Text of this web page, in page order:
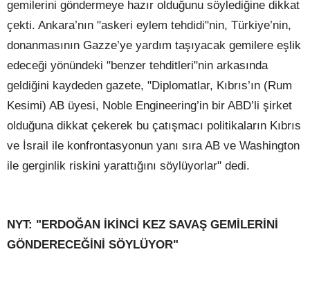
gemilerini göndermeye hazır olduğunu söylediğine dikkat
çekti. Ankara’nın "askeri eylem tehdidi"nin, Türkiye’nin,
donanmasının Gazze’ye yardım taşıyacak gemilere eşlik
edeceği yönündeki "benzer tehditleri"nin arkasında
geldiğini kaydeden gazete, "Diplomatlar, Kıbrıs’ın (Rum
Kesimi) AB üyesi, Noble Engineering’in bir ABD’li şirket
olduğuna dikkat çekerek bu çatışmacı politikaların Kıbrıs
ve İsrail ile konfrontasyonun yanı sıra AB ve Washington
ile gerginlik riskini yarattığını söylüyorlar" dedi.
NYT: "ERDOĞAN İKİNCİ KEZ SAVAŞ GEMİLERİNİ
GÖNDERECEĞİNİ SÖYLÜYOR"